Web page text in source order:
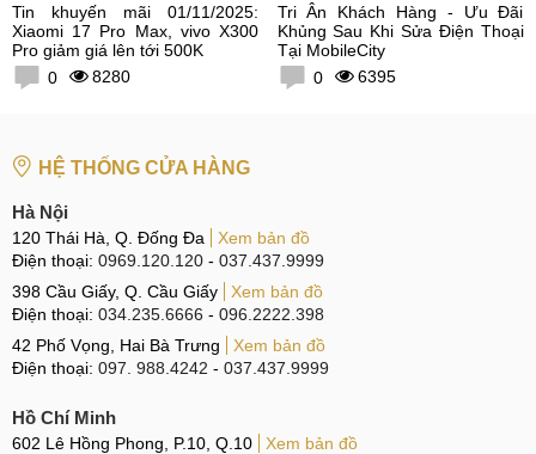
Tin khuyến mãi 01/11/2025:
Xiaomi 17 Pro Max, vivo X300
Pro giảm giá lên tới 500K
0
8280
Tri Ân Khách Hàng - Ưu Đãi
Khủng Sau Khi Sửa Điện Thoại
Tại MobileCity
0
6395
HỆ THỐNG CỬA HÀNG
Hà Nội
120 Thái Hà, Q. Đống Đa
Xem bản đồ
Điện thoại: 0969.120.120 - 037.437.9999
398 Cầu Giấy, Q. Cầu Giấy
Xem bản đồ
Điện thoại: 034.235.6666 - 096.2222.398
42 Phố Vọng, Hai Bà Trưng
Xem bản đồ
Điện thoại: 097. 988.4242 - 037.437.9999
Hồ Chí Minh
602 Lê Hồng Phong, P.10, Q.10
Xem bản đồ